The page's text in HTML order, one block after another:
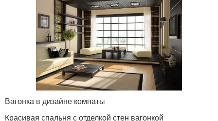
Вагонка в дизайне комнаты
Красивая спальня с отделкой стен вагонкой